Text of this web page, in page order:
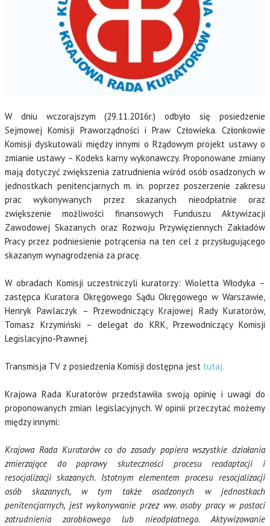
W dniu wczorajszym (29.11.2016r.) odbyło się posiedzenie
Sejmowej Komisji Praworządności i Praw Człowieka. Członkowie
Komisji dyskutowali między innymi o Rządowym projekt ustawy o
zmianie ustawy – Kodeks karny wykonawczy. Proponowane zmiany
mają dotyczyć zwiększenia zatrudnienia wśród osób osadzonych w
jednostkach penitencjarnych m. in. poprzez poszerzenie zakresu
prac wykonywanych przez skazanych nieodpłatnie oraz
zwiększenie możliwości finansowych Funduszu Aktywizacji
Zawodowej Skazanych oraz Rozwoju Przywięziennych Zakładów
Pracy przez podniesienie potrącenia na ten cel z przysługującego
skazanym wynagrodzenia za pracę.
W obradach Komisji uczestniczyli kuratorzy: Wioletta Włodyka –
zastępca Kuratora Okręgowego Sądu Okręgowego w Warszawie,
Henryk Pawlaczyk – Przewodniczący Krajowej Rady Kuratorów,
Tomasz Krzymiński – delegat do KRK, Przewodniczący Komisji
Legislacyjno-Prawnej.
Transmisja TV z posiedzenia Komisji dostępna jest tutaj.
Krajowa Rada Kuratorów przedstawiła swoją opinię i uwagi do
proponowanych zmian legislacyjnych. W opinii przeczytać możemy
między innymi:
Krajowa Rada Kuratorów co do zasady popiera wszystkie działania
zmierzające do poprawy skuteczności procesu readaptacji i
resocjalizacji skazanych. Istotnym elementem procesu resocjalizacji
osób skazanych, w tym także osadzonych w jednostkach
penitencjarnych, jest wykonywanie przez ww. osoby pracy w postaci
zatrudnienia zarobkowego lub nieodpłatnego. Aktywizowanie